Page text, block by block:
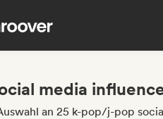
media
an 25 k-pop/j-pop